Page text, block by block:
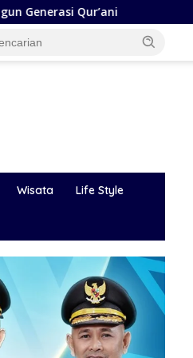
Bupati Andi Rudi Latif Perkuat
Wisata Life Style